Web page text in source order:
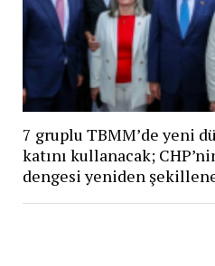
7 gruplu TBMM’de yeni
katını kullanacak;
dengesi yeniden